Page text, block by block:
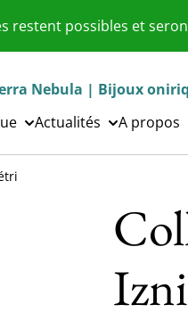
restent possibles et
Nebula | Bijoux
Actualités A propos